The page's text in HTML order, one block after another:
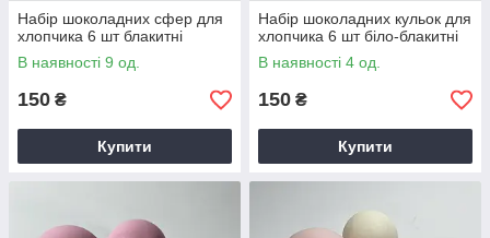
Набір шоколадних сфер для
хлопчика 6 шт блакитні
В наявності 9 од.
150 ₴
Купити
Набір шоколадних кульок для
хлопчика 6 шт біло-блакитні
В наявності 4 од.
150 ₴
Купити